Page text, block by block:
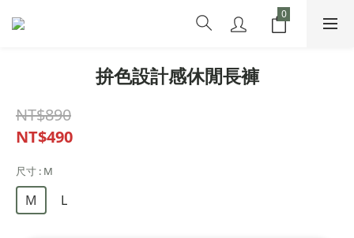
拚色設計感休閒長褲
NT$890
NT$490
尺寸 : M
M L